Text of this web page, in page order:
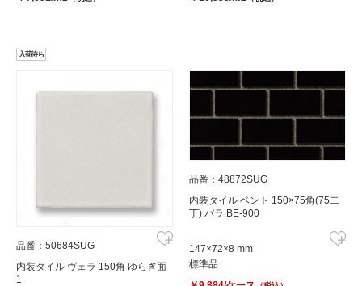
入荷待ち
品番：50684SUG
内装タイル ヴェラ 150角 ゆらぎ面
1
品番：48872SUG
内装タイル ベント 150×75角(75二
丁) バラ BE-900
147×72×8 mm
標準品